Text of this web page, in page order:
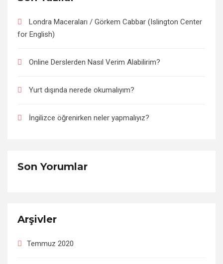
Londra Maceraları / Görkem Cabbar (Islington Center
for English)
Online Derslerden Nasıl Verim Alabilirim?
Yurt dışında nerede okumalıyım?
İngilizce öğrenirken neler yapmalıyız?
Son Yorumlar
Arşivler
Temmuz 2020